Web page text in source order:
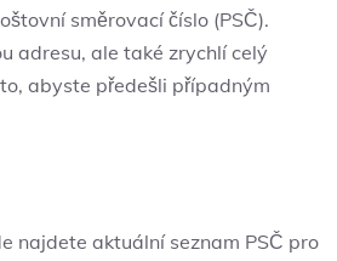
směrovací číslo (PSČ).
adresu, ale také zrychlí celý
abyste předešli případným
najdete aktuální seznam PSČ pro